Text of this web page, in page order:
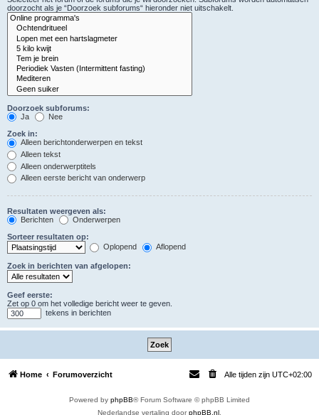
doorzocht als je “Doorzoek subforums“ hieronder niet uitschakelt.
Doorzoek subforums:
Ja
Nee
Zoek in:
Alleen berichtonderwerpen en tekst
Alleen tekst
Alleen onderwerptitels
Alleen eerste bericht van onderwerp
Resultaten weergeven als:
Berichten
Onderwerpen
Sorteer resultaten op:
Oplopend
Aflopend
Zoek in berichten van afgelopen:
Geef eerste:
Zet op 0 om het volledige bericht weer te geven.
tekens in berichten
Home Forumoverzicht Alle tijden zijn UTC+02:00
Powered by phpBB® Forum Software © phpBB Limited
Nederlandse vertaling doorphpBB.nl .